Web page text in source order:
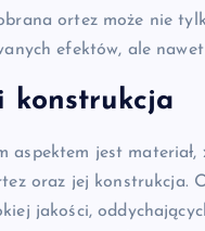
ortez może nie
efektów, ale nawet
konstrukcja
aspektem jest materiał,
oraz jej konstrukcja.
jakości,